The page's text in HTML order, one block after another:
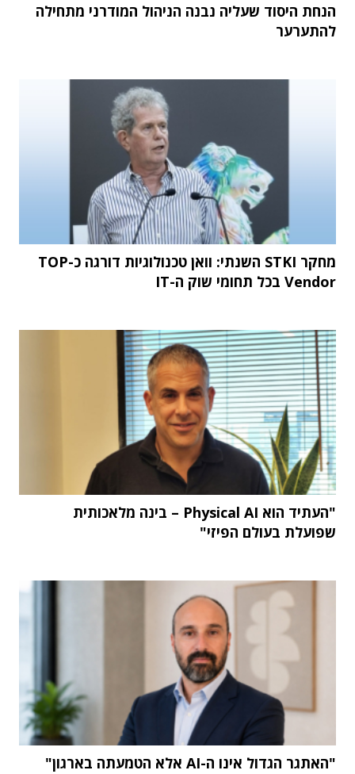
הנחת היסוד שעליה נבנה הניהול המודרני מתחילה
להתערער
מחקר STKI השנתי: וואן טכנולוגיות דורגה כ-TOP
Vendor בכל תחומי שוק ה-IT
"העתיד הוא Physical AI – בינה מלאכותית
שפועלת בעולם הפיזי"
"האתגר הגדול אינו ה-AI אלא הטמעתה בארגון"